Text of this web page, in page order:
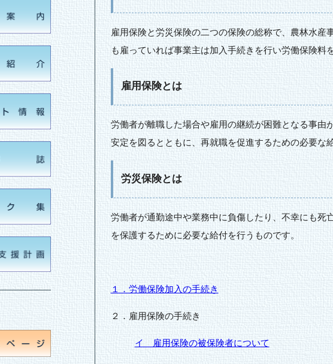
雇用保険と労災保険の二つの保険の総称で、農林水産
も雇っていれば事業主は加入手続きを行い労働保険料
雇用保険とは
労働者が離職した場合や雇用の継続が困難となる事由
安定を図るとともに、再就職を促進するための必要な
労災保険とは
労働者が通勤途中や業務中に負傷したり、不幸にも死
を保護するために必要な給付を行うものです。
１．労働保険加入の手続き
２．雇用保険の手続き
イ 雇用保険の被保険者について